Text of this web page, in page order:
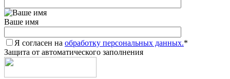
Ваше имя
Я согласен на обработку персональных данных.*
Защита от автоматического заполнения